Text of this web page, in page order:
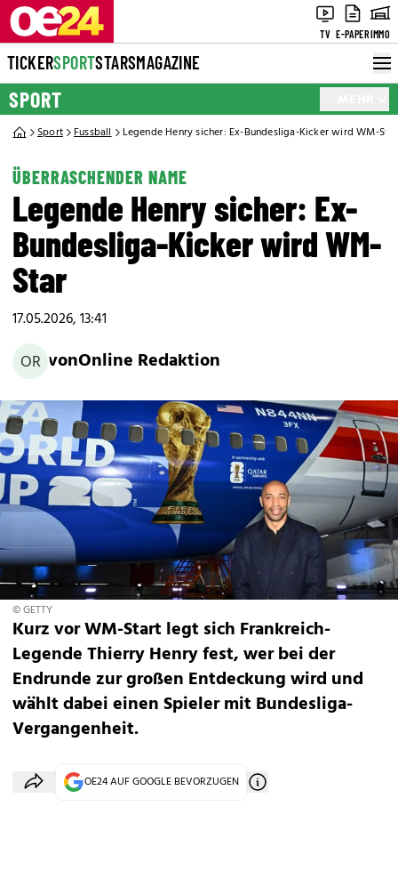
TV E-PAPERIMMO
TICKERSPORTSTARSMAGAZINE
SPORT
Sport Fussball Legende Henry sicher: Ex-Bundesliga-Kicker wird WM-Star
ÜBERRASCHENDER NAME
Legende Henry sicher: Ex-
Bundesliga-Kicker wird WM-
Star
17.05.2026, 13:41
OR vonOnline Redaktion
© GETTY
Kurz vor WM-Start legt sich Frankreich-
Legende Thierry Henry fest, wer bei der
Endrunde zur großen Entdeckung wird und
wählt dabei einen Spieler mit Bundesliga-
Vergangenheit.
OE24 AUF GOOGLE BEVORZUGEN